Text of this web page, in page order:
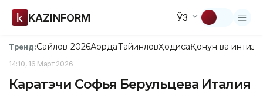
KAZINFORM ЎЗ
Тренд:Сайлов-2026АқордаТайинловҲодисаҚонун ва
14:10, 16 Март 2026
Каратэчи Софья Берульцева Италия